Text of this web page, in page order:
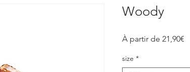
Woody
À partir de 21,90€
size *